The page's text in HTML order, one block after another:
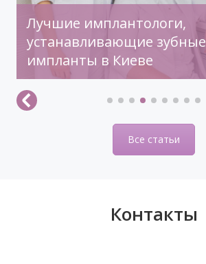
Лучшие имплантологи,
устанавливающие зубные
импланты в Киеве
Все статьи
Контакты